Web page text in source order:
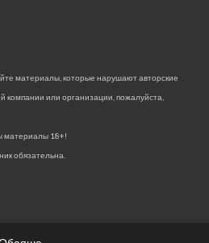
материалы, которые нарушают авторские
или организации, пожалуйста,
материалы 18+!
обязательна.